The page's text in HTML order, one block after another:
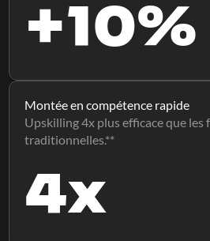
+10%
Montée en compétence rapide
Upskilling 4x plus efficace que les
traditionnelles.**
4x